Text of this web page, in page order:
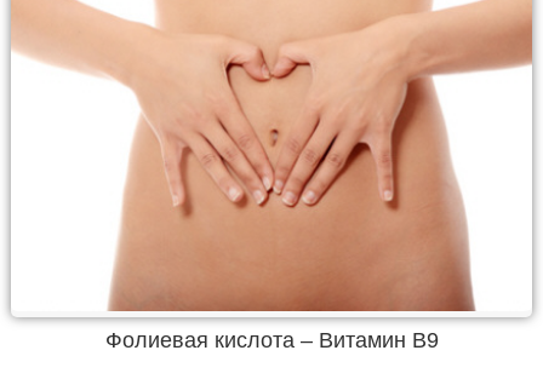
Фолиевая кислота – Витамин В9